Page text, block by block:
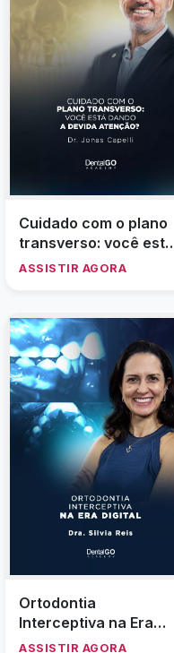
Cuidado com o plano
transverso: você está
dando a devida
ASSISTIR AGORA
Ortodontia
Interceptiva na Era
Digital - ampliando
ASSISTIR AGORA